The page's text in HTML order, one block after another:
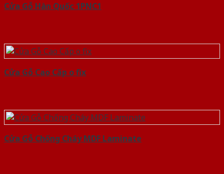
Cửa Gỗ Hàn Quốc 1PNC1
Cửa Gỗ Cao Cấp o fix
Cửa Gỗ Chống Cháy MDF Laminate